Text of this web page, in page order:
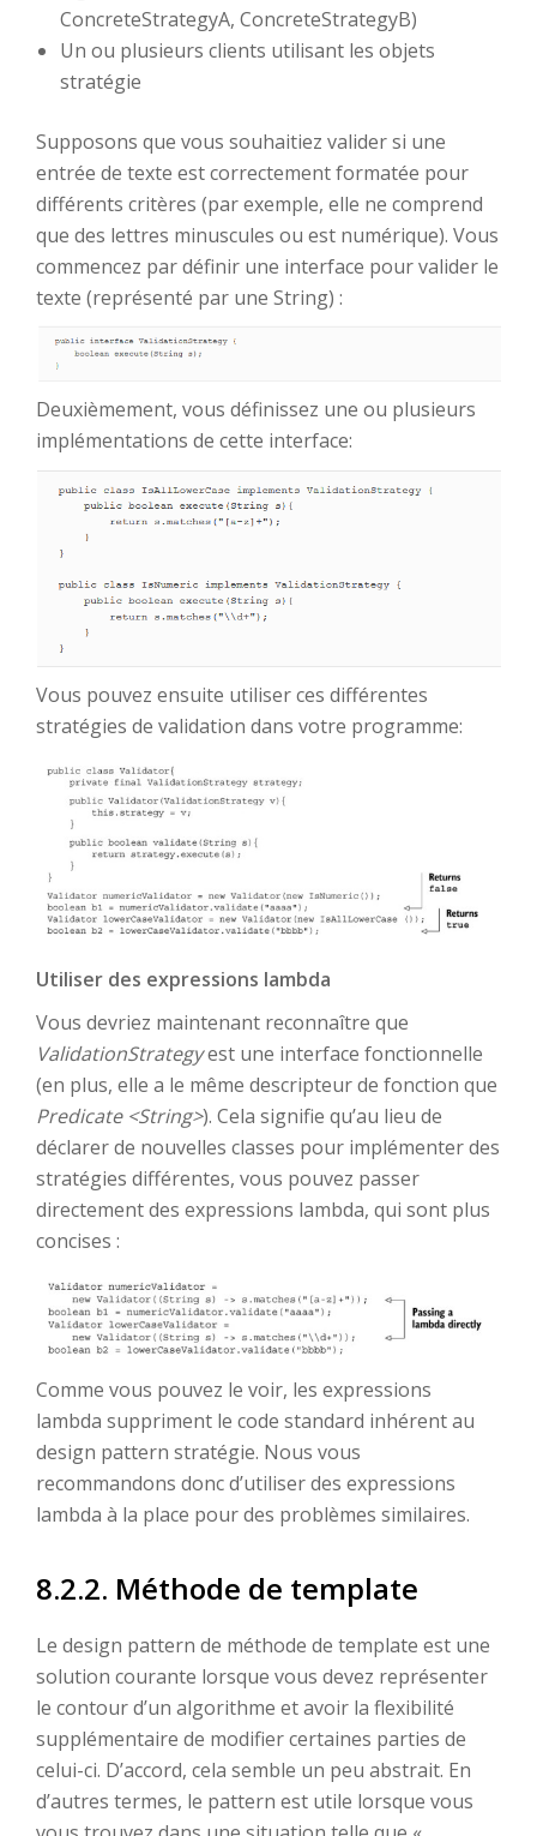
ConcreteStrategyA, ConcreteStrategyB)
Un ou plusieurs clients utilisant les objets
stratégie
Supposons que vous souhaitiez valider si une
entrée de texte est correctement formatée pour
différents critères (par exemple, elle ne comprend
que des lettres minuscules ou est numérique). Vous
commencez par définir une interface pour valider le
texte (représenté par une String) :
Deuxièmement, vous définissez une ou plusieurs
implémentations de cette interface:
Vous pouvez ensuite utiliser ces différentes
stratégies de validation dans votre programme:
Utiliser des expressions lambda
Vous devriez maintenant reconnaître que
ValidationStrategyest une interface fonctionnelle
(en plus, elle a le même descripteur de fonction que
Predicate <String>). Cela signifie qu’au lieu de
déclarer de nouvelles classes pour implémenter des
stratégies différentes, vous pouvez passer
directement des expressions lambda, qui sont plus
concises :
Comme vous pouvez le voir, les expressions
lambda suppriment le code standard inhérent au
design pattern stratégie. Nous vous
recommandons donc d’utiliser des expressions
lambda à la place pour des problèmes similaires.
8.2.2. Méthode de template
Le design pattern de méthode de template est une
solution courante lorsque vous devez représenter
le contour d’un algorithme et avoir la flexibilité
supplémentaire de modifier certaines parties de
celui-ci. D’accord, cela semble un peu abstrait. En
d’autres termes, le pattern est utile lorsque vous